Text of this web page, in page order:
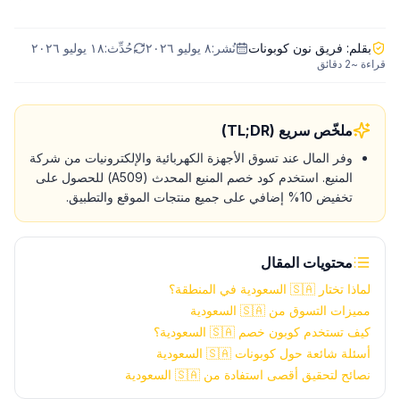
بقلم: فريق نون كوبونات نُشر:٨ يوليو ٢٠٢٦ حُدِّث:١٨ يوليو ٢٠٢٦
قراءة ~2 دقائق
ملخّص سريع (TL;DR)
وفر المال عند تسوق الأجهزة الكهربائية والإلكترونيات من شركة
المنيع. استخدم كود خصم المنيع المحدث (A509) للحصول على
تخفيض 10% إضافي على جميع منتجات الموقع والتطبيق.
محتويات المقال
لماذا تختار 🇸🇦 السعودية في المنطقة؟
مميزات التسوق من 🇸🇦 السعودية
كيف تستخدم كوبون خصم 🇸🇦 السعودية؟
أسئلة شائعة حول كوبونات 🇸🇦 السعودية
نصائح لتحقيق أقصى استفادة من 🇸🇦 السعودية